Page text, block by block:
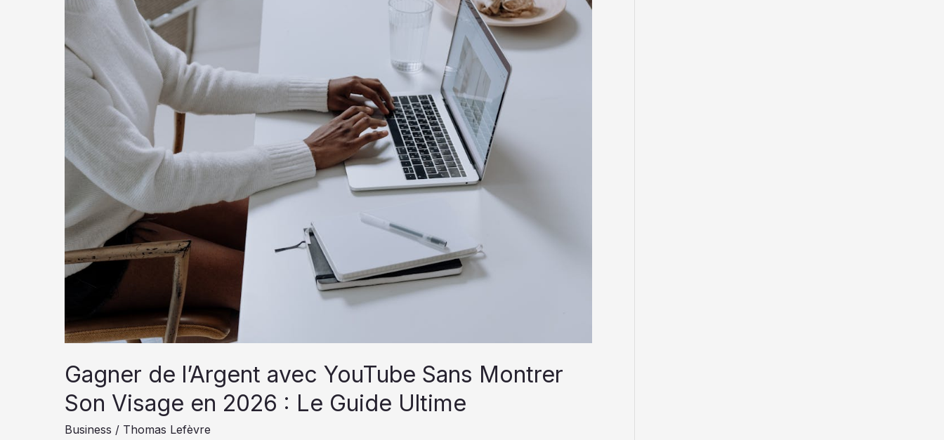
se
lancer
Gagner de l’Argent avec YouTube Sans Montrer
Son Visage en 2026 : Le Guide Ultime
Business / Thomas Lefèvre